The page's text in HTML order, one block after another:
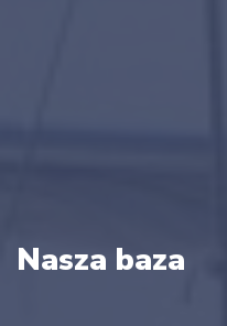
Nasza baza